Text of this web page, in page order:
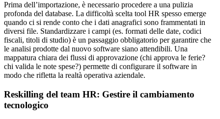
Prima dell’importazione, è necessario procedere a una pulizia
profonda del database. La difficoltà scelta tool HR spesso emerge
quando ci si rende conto che i dati anagrafici sono frammentati in
diversi file. Standardizzare i campi (es. formati delle date, codici
fiscali, titoli di studio) è un passaggio obbligatorio per garantire che
le analisi prodotte dal nuovo software siano attendibili. Una
mappatura chiara dei flussi di approvazione (chi approva le ferie?
chi valida le note spese?) permette di configurare il software in
modo che rifletta la realtà operativa aziendale.
Reskilling del team HR: Gestire il cambiamento
tecnologico